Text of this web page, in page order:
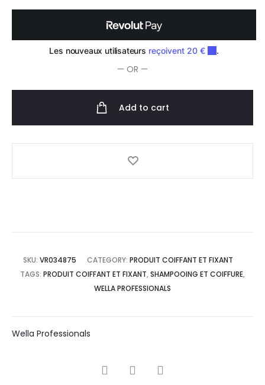
Mate
quantity
— OR —
Add to cart
SKU: VR034875 CATEGORY: PRODUIT COIFFANT ET FIXANT
TAGS: PRODUIT COIFFANT ET FIXANT, SHAMPOOING ET COIFFURE,
WELLA PROFESSIONALS
Wella Professionals
SHARE